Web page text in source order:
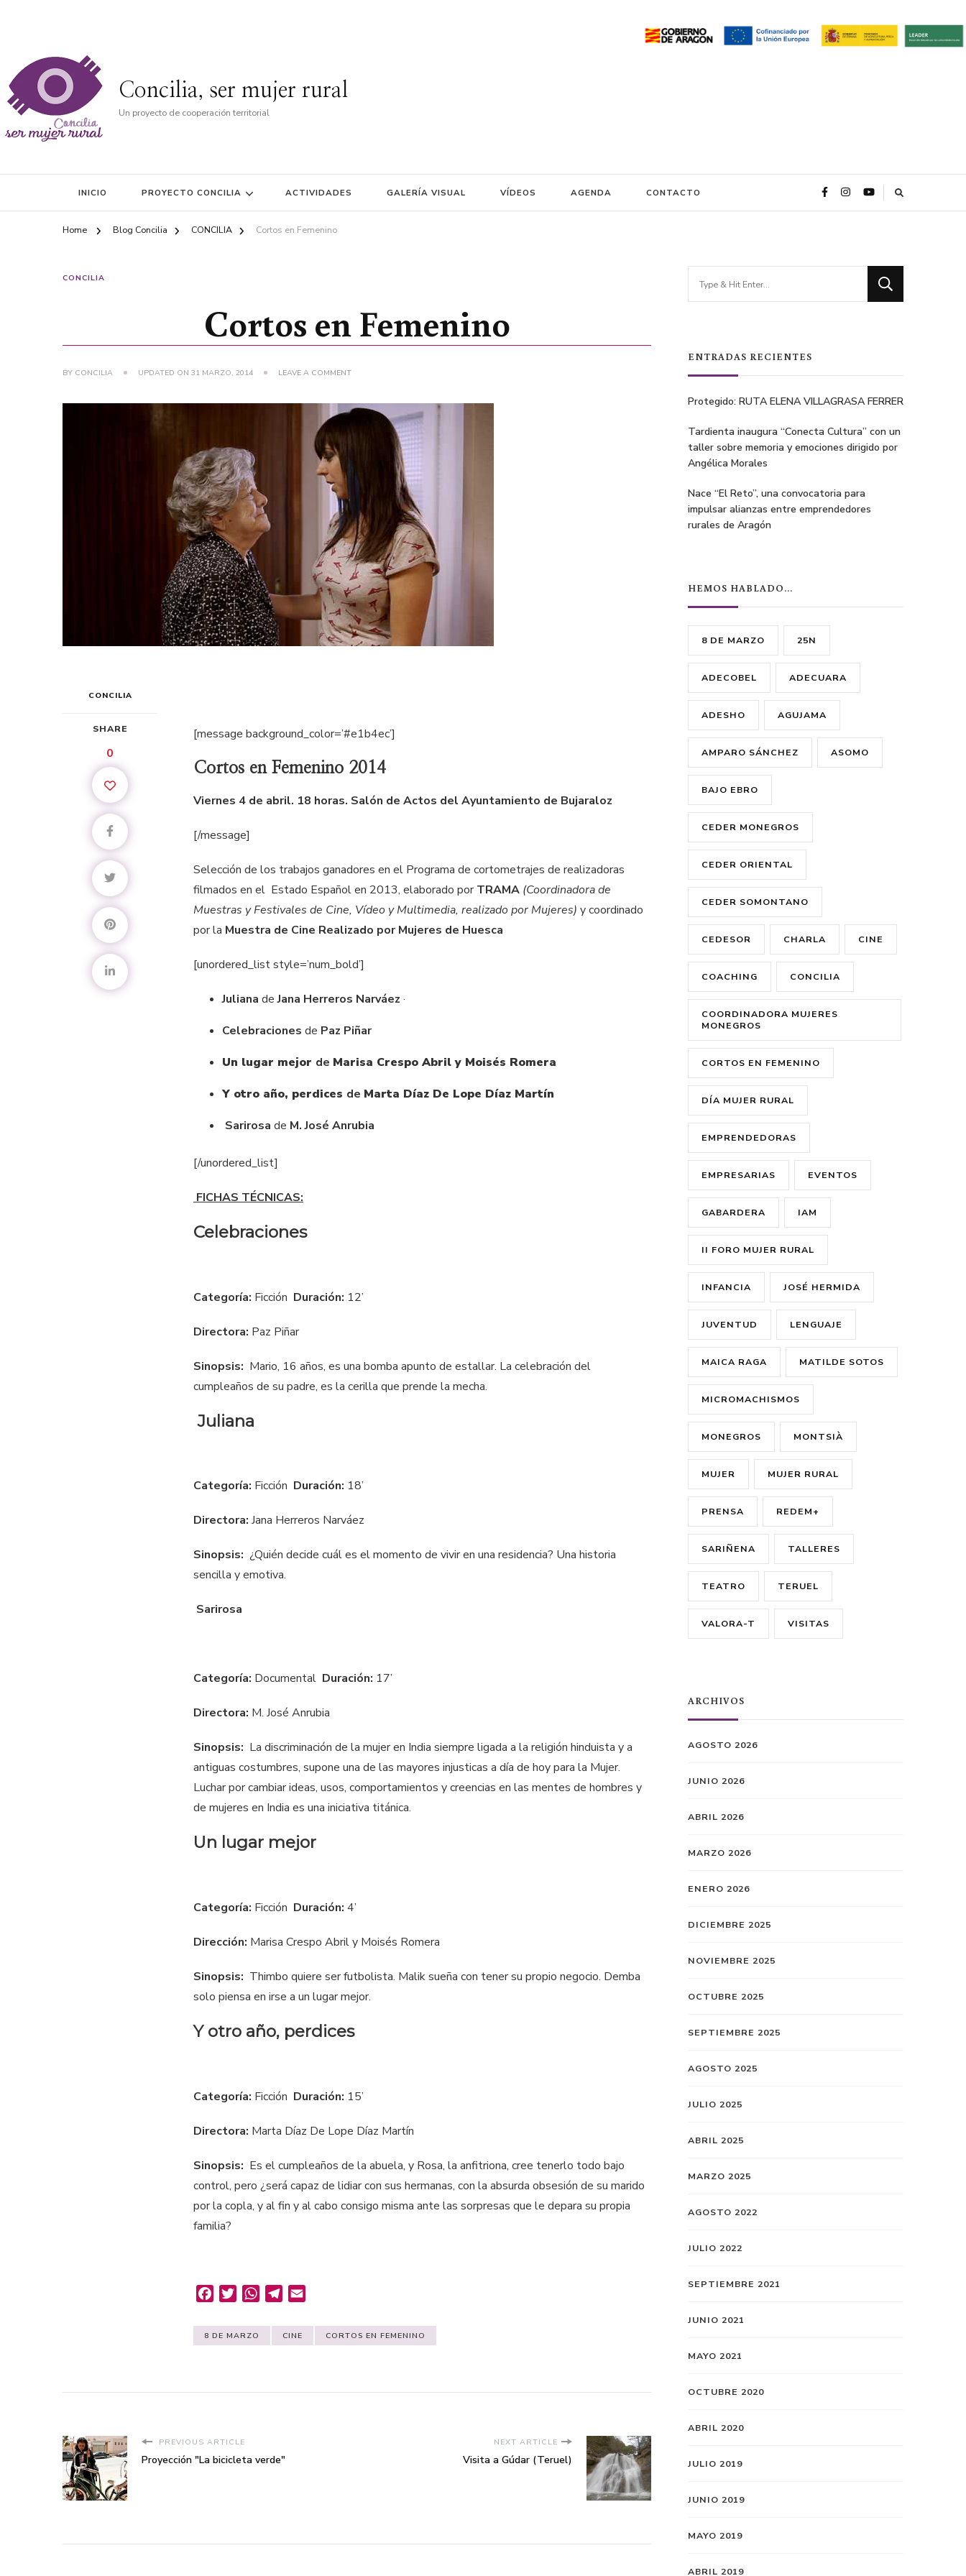
Concilia, ser mujer rural
Un proyecto de cooperación territorial
INICIO PROYECTO CONCILIA ACTIVIDADES GALERÍA VISUAL VÍDEOS AGENDA CONTACTO
Home Blog Concilia CONCILIA Cortos en Femenino
CONCILIA
Cortos en Femenino
BY CONCILIA UPDATED ON 31 MARZO, 2014 LEAVE A COMMENTON
FEMENINO
CONCILIA
SHARE
0
[message background_color=’#e1b4ec’]
Cortos en Femenino 2014
Viernes 4 de abril. 18 horas. Salón de Actos del Ayuntamiento de Bujaraloz
[/message]
Selección de los trabajos ganadores en el Programa de cortometrajes de realizadoras
filmados en el Estado Español en 2013, elaborado porTRAMA (Coordinadora de
Muestras y Festivales de Cine, Vídeo y Multimedia, realizado por Mujeres) y coordinado
por la Muestra de Cine Realizado por Mujeres de Huesca
[unordered_list style=’num_bold’]
Juliana deJana Herreros Narváez ·
Celebraciones de Paz Piñar
Un lugar mejor de Marisa Crespo Abril y Moisés Romera
Y otro año, perdices de Marta Díaz De Lope Díaz Martín
Sarirosa de M. José Anrubia
[/unordered_list]
FICHAS TÉCNICAS:
Celebraciones
Categoría: Ficción Duración: 12’
Directora: Paz Piñar
Sinopsis: Mario, 16 años, es una bomba apunto de estallar. La celebración del
cumpleaños de su padre, es la cerilla que prende la mecha.
Juliana
Categoría: Ficción Duración: 18’
Directora: Jana Herreros Narváez
Sinopsis: ¿Quién decide cuál es el momento de vivir en una residencia? Una historia
sencilla y emotiva.
Sarirosa
Categoría: Documental Duración: 17’
Directora: M. José Anrubia
Sinopsis: La discriminación de la mujer en India siempre ligada a la religión hinduista y a
antiguas costumbres, supone una de las mayores injusticas a día de hoy para la Mujer.
Luchar por cambiar ideas, usos, comportamientos y creencias en las mentes de hombres y
de mujeres en India es una iniciativa titánica.
Un lugar mejor
Categoría: Ficción Duración: 4’
Dirección: Marisa Crespo Abril y Moisés Romera
Sinopsis: Thimbo quiere ser futbolista. Malik sueña con tener su propio negocio. Demba
solo piensa en irse a un lugar mejor.
Y otro año, perdices
Categoría: Ficción Duración: 15’
Directora: Marta Díaz De Lope Díaz Martín
Sinopsis: Es el cumpleaños de la abuela, y Rosa, la anfitriona, cree tenerlo todo bajo
control, pero ¿será capaz de lidiar con sus hermanas, con la absurda obsesión de su marido
por la copla, y al fin y al cabo consigo misma ante las sorpresas que le depara su propia
familia?
FacebookTwitterWhatsAppTelegram
8 DE MARZO CINE CORTOS EN FEMENINO
PREVIOUS ARTICLE
Proyección "La bicicleta verde"
NEXT ARTICLE
Visita a Gúdar (Teruel)
ENTRADAS RECIENTES
Protegido: RUTA ELENA VILLAGRASA FERRER
Tardienta inaugura “Conecta Cultura” con un
taller sobre memoria y emociones dirigido por
Angélica Morales
Nace “El Reto”, una convocatoria para
impulsar alianzas entre emprendedores
rurales de Aragón
HEMOS HABLADO…
8 DE MARZO 25N
ADECOBEL ADECUARA
ADESHO AGUJAMA
AMPARO SÁNCHEZ ASOMO
BAJO EBRO
CEDER MONEGROS
CEDER ORIENTAL
CEDER SOMONTANO
CEDESOR CHARLA CINE
COACHING CONCILIA
COORDINADORA MUJERES
MONEGROS
CORTOS EN FEMENINO
DÍA MUJER RURAL
EMPRENDEDORAS
EMPRESARIAS EVENTOS
GABARDERA IAM
II FORO MUJER RURAL
INFANCIA JOSÉ HERMIDA
JUVENTUD LENGUAJE
MAICA RAGA MATILDE SOTOS
MICROMACHISMOS
MONEGROS MONTSIÀ
MUJER MUJER RURAL
PRENSA REDEM+
SARIÑENA TALLERES
TEATRO TERUEL
VALORA-T VISITAS
ARCHIVOS
AGOSTO 2026
JUNIO 2026
ABRIL 2026
MARZO 2026
ENERO 2026
DICIEMBRE 2025
NOVIEMBRE 2025
OCTUBRE 2025
SEPTIEMBRE 2025
AGOSTO 2025
JULIO 2025
ABRIL 2025
MARZO 2025
AGOSTO 2022
JULIO 2022
SEPTIEMBRE 2021
JUNIO 2021
MAYO 2021
OCTUBRE 2020
ABRIL 2020
JULIO 2019
JUNIO 2019
MAYO 2019
ABRIL 2019